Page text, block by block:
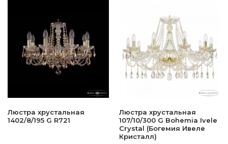
Люстра хрустальная
1402/8/195 G R721
Люстра хрустальная
107/10/300 G Bohemia Ivele
Crystal (Богемия Ивеле
Кристалл)